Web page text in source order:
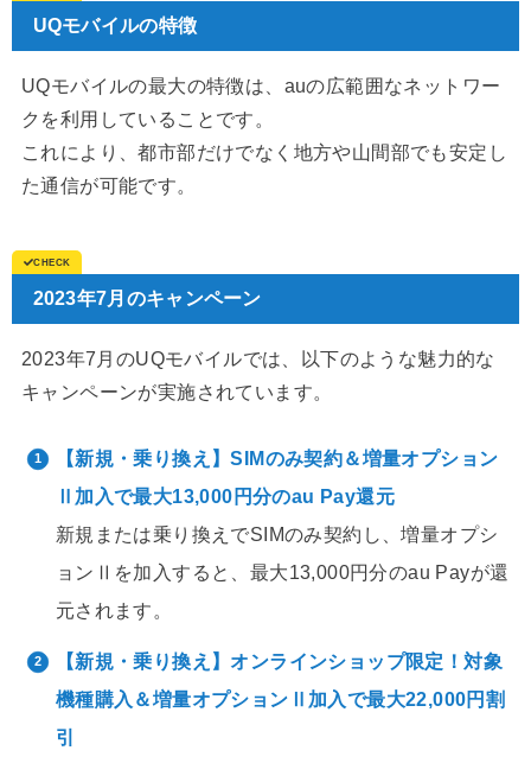
UQモバイルの特徴
UQモバイルの最大の特徴は、auの広範囲なネットワー
クを利用していることです。
これにより、都市部だけでなく地方や山間部でも安定し
た通信が可能です。
2023年7月のキャンペーン
2023年7月のUQモバイルでは、以下のような魅力的な
キャンペーンが実施されています。
【新規・乗り換え】SIMのみ契約＆増量オプション
Ⅱ加入で最大13,000円分のau Pay還元
新規または乗り換えでSIMのみ契約し、増量オプシ
ョンⅡを加入すると、最大13,000円分のau Payが還
元されます。
【新規・乗り換え】オンラインショップ限定！対象
機種購入＆増量オプションⅡ加入で最大22,000円割
引